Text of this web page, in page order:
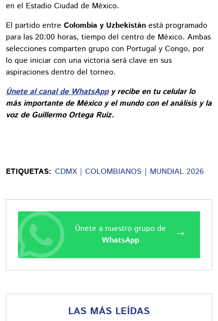
en el Estadio Ciudad de México.
El partido entre Colombia y Uzbekistán está programado
para las 20:00 horas, tiempo del centro de México. Ambas
selecciones comparten grupo con Portugal y Congo, por
lo que iniciar con una victoria será clave en sus
aspiraciones dentro del torneo.
Únete al canal de WhatsAppy recibe en tu celular lo
más importante de México y el mundo con el análisis y la
voz de Guillermo Ortega Ruiz.
ETIQUETAS: CDMX COLOMBIANOS MUNDIAL 2026
Únete a nuestro grupo de
WhatsApp
LAS MÁS LEÍDAS